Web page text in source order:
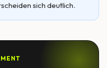
sich deutlich.